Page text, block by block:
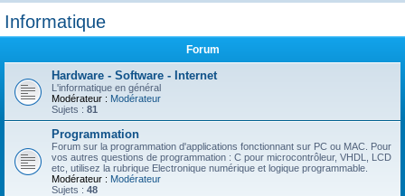
Informatique
Forum
Hardware - Software - Internet
L'informatique en général
Modérateur : Modérateur
Sujets : 81
Programmation
Forum sur la programmation d'applications fonctionnant sur PC ou MAC. Pour
vos autres questions de programmation : C pour microcontrôleur, VHDL, LCD
etc, utilisez la rubrique Electronique numérique et logique programmable.
Modérateur : Modérateur
Sujets : 48